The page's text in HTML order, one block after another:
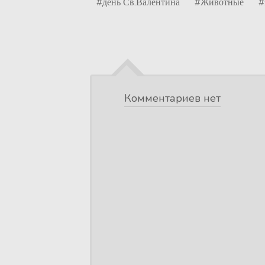
Комментариев нет